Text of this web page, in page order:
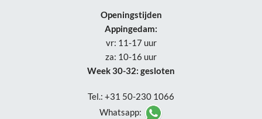
Openingstijden
Appingedam:
vr: 11-17 uur
za: 10-16 uur
Week 30-32: gesloten
Tel.: +31 50-230 1066
Whatsapp: